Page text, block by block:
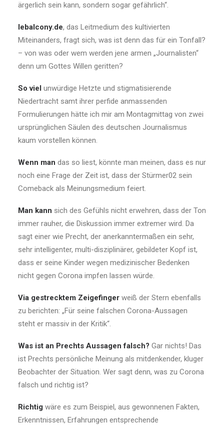
ärgerlich sein kann, sondern sogar gefährlich“.
lebalcony.de, das Leitmedium des kultivierten
Miteinanders, fragt sich, was ist denn das für ein Tonfall?
– von was oder wem werden jene armen „Journalisten“
denn um Gottes Willen geritten?
So viel unwürdige Hetzte und stigmatisierende
Niedertracht samt ihrer perfide anmassenden
Formulierungen hätte ich mir am Montagmittag von zwei
ursprünglichen Säulen des deutschen Journalismus
kaum vorstellen können.
Wenn man das so liest, könnte man meinen, dass es nur
noch eine Frage der Zeit ist, dass der Stürmer02 sein
Comeback als Meinungsmedium feiert.
Man kann sich des Gefühls nicht erwehren, dass der Ton
immer rauher, die Diskussion immer extremer wird. Da
sagt einer wie Precht, der anerkanntermaßen ein sehr,
sehr intelligenter, multi-disziplinärer, gebildeter Kopf ist,
dass er seine Kinder wegen medizinischer Bedenken
nicht gegen Corona impfen lassen würde.
Via gestrecktem Zeigefinger weiß der Stern ebenfalls
zu berichten: „Für seine falschen Corona-Aussagen
steht er massiv in der Kritik“.
Was ist an Prechts Aussagen falsch? Gar nichts! Das
ist Prechts persönliche Meinung als mitdenkender, kluger
Beobachter der Situation. Wer sagt denn, was zu Corona
falsch und richtig ist?
Richtig wäre es zum Beispiel, aus gewonnenen Fakten,
Erkenntnissen, Erfahrungen entsprechende